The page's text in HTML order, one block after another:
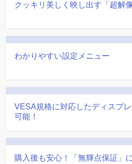
クッキリ美しく映し出す「超解像
わかりやすい設定メニュー
VESA規格に対応したディスプ
可能！
購入後も安心！「無輝点保証」